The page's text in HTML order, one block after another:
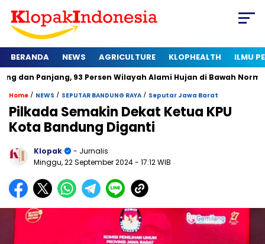
BERANDA NEWS AGRICULTURE KLOPHEALTH ILMU
93 Persen Wilayah Alami Hujan di Bawah Normal
Home / NEWS / SEPUTAR BANDUNG RAYA / Seputar Jawa Barat
Pilkada Semakin Dekat Ketua KPU
Kota Bandung Diganti
Klopak
- Jurnalis
Minggu, 22 September 2024- 17:12 WIB